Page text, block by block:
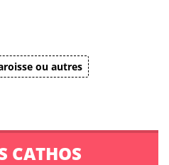
ou autres
CATHOS